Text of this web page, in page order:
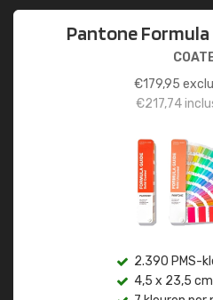
Pantone Formula
€179,95
€217,74
2.390 PMS-
4,5 x 23,5